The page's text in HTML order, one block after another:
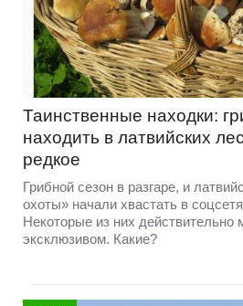
Таинственные находки:
находить в латвийских
редкое
Грибной сезон в разгаре, и
охоты» начали хвастать в
Некоторые из них действительно
эксклюзивом. Какие?